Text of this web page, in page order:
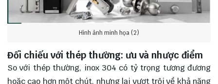
Hình ảnh minh họa (2)
Đối chiếu với thép thường: ưu và nhược điểm
So với thép thường, inox 304 có tỷ trọng tương đương
hoặc cao hơn một chút, nhưng lại vượt trội về khả năng